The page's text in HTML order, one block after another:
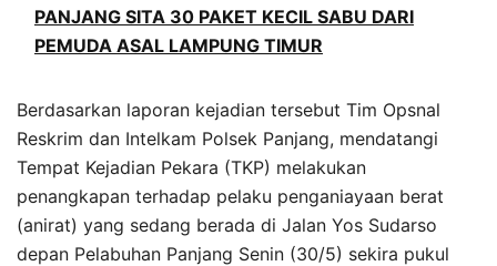
PANJANG SITA 30 PAKET KECIL SABU DARI
PEMUDA ASAL LAMPUNG TIMUR
Berdasarkan laporan kejadian tersebut Tim Opsnal
Reskrim dan Intelkam Polsek Panjang, mendatangi
Tempat Kejadian Pekara (TKP) melakukan
penangkapan terhadap pelaku penganiayaan berat
(anirat) yang sedang berada di Jalan Yos Sudarso
depan Pelabuhan Panjang Senin (30/5) sekira pukul